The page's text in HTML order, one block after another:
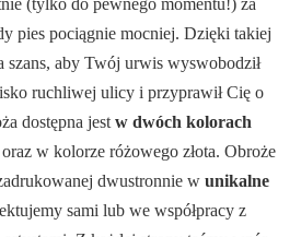
(tylko do pewnego momentu!) za
pies pociągnie mocniej. Dzięki takiej
szans, aby Twój urwis wyswobodził
ruchliwej ulicy i przyprawił Cię o
dostępna jestw dwóch kolorach
w kolorze różowego złota. Obroże
dwustronnie wunikalne
sami lub we współpracy z